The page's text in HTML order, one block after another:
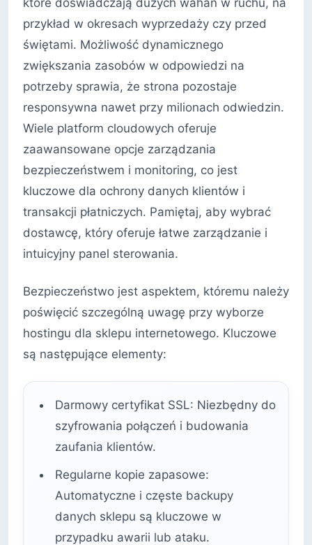
które doświadczają dużych wahań w ruchu, na
przykład w okresach wyprzedaży czy przed
świętami. Możliwość dynamicznego
zwiększania zasobów w odpowiedzi na
potrzeby sprawia, że strona pozostaje
responsywna nawet przy milionach odwiedzin.
Wiele platform cloudowych oferuje
zaawansowane opcje zarządzania
bezpieczeństwem i monitoring, co jest
kluczowe dla ochrony danych klientów i
transakcji płatniczych. Pamiętaj, aby wybrać
dostawcę, który oferuje łatwe zarządzanie i
intuicyjny panel sterowania.
Bezpieczeństwo jest aspektem, któremu należy
poświęcić szczególną uwagę przy wyborze
hostingu dla sklepu internetowego. Kluczowe
są następujące elementy:
Darmowy certyfikat SSL: Niezbędny do
szyfrowania połączeń i budowania
zaufania klientów.
Regularne kopie zapasowe:
Automatyczne i częste backupy
danych sklepu są kluczowe w
przypadku awarii lub ataku.